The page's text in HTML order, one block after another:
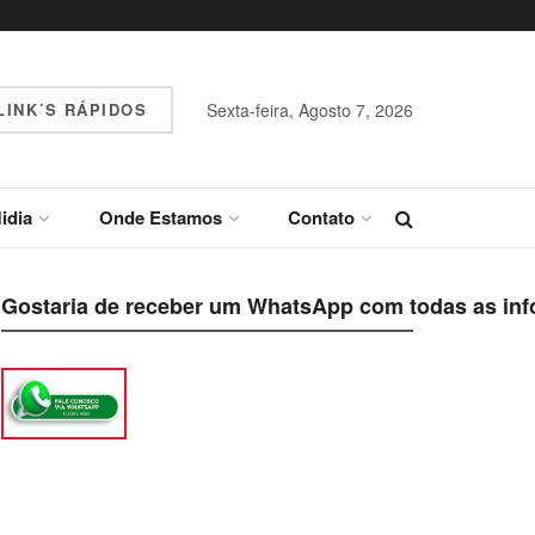
RÁPIDOS Sexta-feira, Agosto 7, 2026
Onde Estamos Contato
Gostaria de receber um WhatsApp com todas as